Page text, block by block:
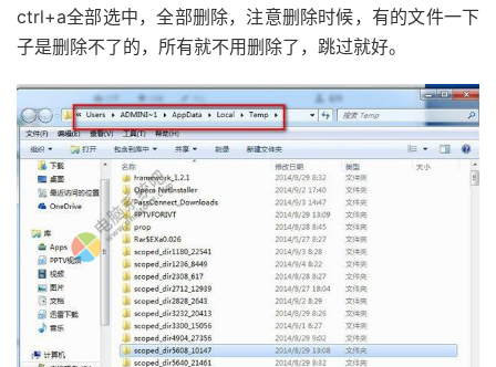
ctrl+a全部选中，全部删除，注意删除时候，有的文件一下
子是删除不了的，所有就不用删除了，跳过就好。